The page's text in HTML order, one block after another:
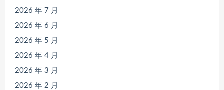
2026 年 7 月
2026 年 6 月
2026 年 5 月
2026 年 4 月
2026 年 3 月
2026 年 2 月